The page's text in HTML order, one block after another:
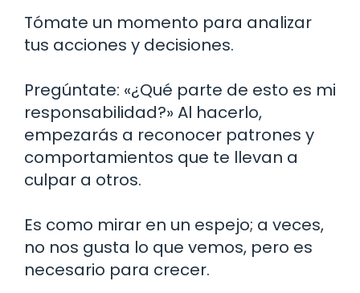
Tómate un momento para analizar
tus acciones y decisiones.
Pregúntate: «¿Qué parte de esto es mi
responsabilidad?» Al hacerlo,
empezarás a reconocer patrones y
comportamientos que te llevan a
culpar a otros.
Es como mirar en un espejo; a veces,
no nos gusta lo que vemos, pero es
necesario para crecer.